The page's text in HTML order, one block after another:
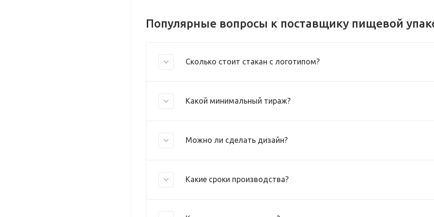
Популярные вопросы к поставщику пищевой
Сколько стоит стакан с логотипом?
Какой минимальный тираж?
Можно ли сделать дизайн?
Какие сроки производства?